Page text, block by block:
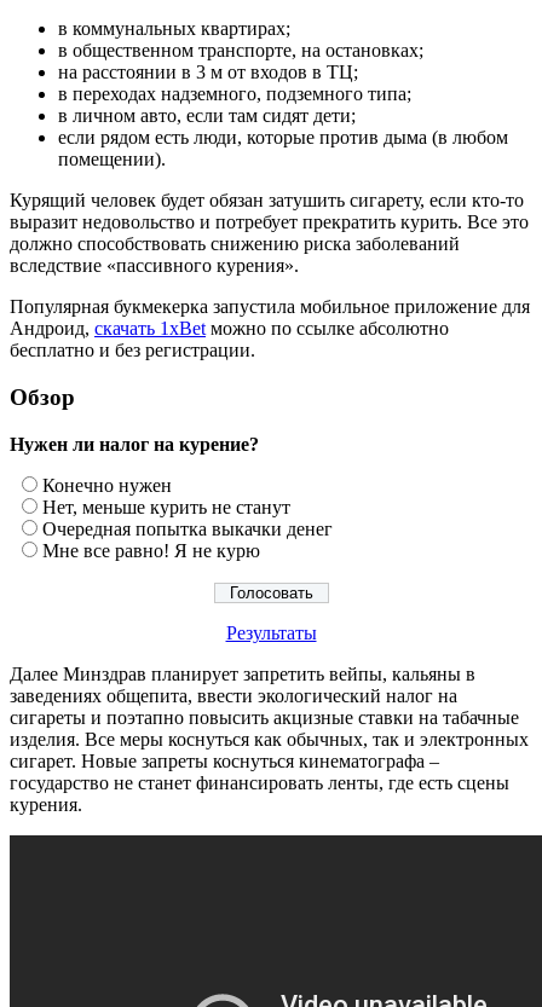
в коммунальных квартирах;
в общественном транспорте, на остановках;
на расстоянии в 3 м от входов в ТЦ;
в переходах надземного, подземного типа;
в личном авто, если там сидят дети;
если рядом есть люди, которые против дыма (в любом
помещении).
Курящий человек будет обязан затушить сигарету, если кто-то
выразит недовольство и потребует прекратить курить. Все это
должно способствовать снижению риска заболеваний
вследствие «пассивного курения».
Популярная букмекерка запустила мобильное приложение для
Андроид, скачать 1xBet можно по ссылке абсолютно
бесплатно и без регистрации.
Обзор
Нужен ли налог на курение?
Конечно нужен
Нет, меньше курить не станут
Очередная попытка выкачки денег
Мне все равно! Я не курю
Результаты
Далее Минздрав планирует запретить вейпы, кальяны в
заведениях общепита, ввести экологический налог на
сигареты и поэтапно повысить акцизные ставки на табачные
изделия. Все меры коснуться как обычных, так и электронных
сигарет. Новые запреты коснуться кинематографа –
государство не станет финансировать ленты, где есть сцены
курения.